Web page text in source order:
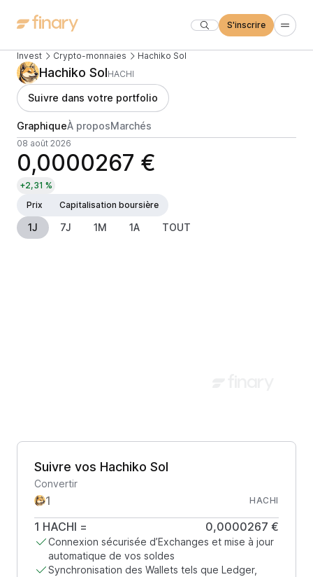
S'inscrire
Invest Crypto-monnaies Hachiko Sol
Hachiko SolHACHI
Suivre dans votre portfolio
GraphiqueÀ proposMarchés
08 août 2026
0,0000267 €
+2,31 %
Prix
Capitalisation boursière
1J 7J 1M 1A TOUT
Suivre vos Hachiko Sol
Convertir
HACHI
1 HACHI = 0,0000267 €
Connexion sécurisée d’Exchanges et mise à jour
automatique de vos soldes
Synchronisation des Wallets tels que Ledger,